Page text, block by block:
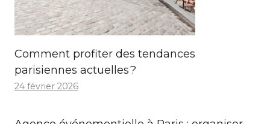
Comment profiter des tendances
parisiennes actuelles ?
24 février 2026